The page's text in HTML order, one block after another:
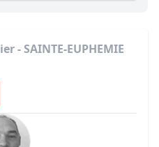
- SAINTE-EUPHEMIE